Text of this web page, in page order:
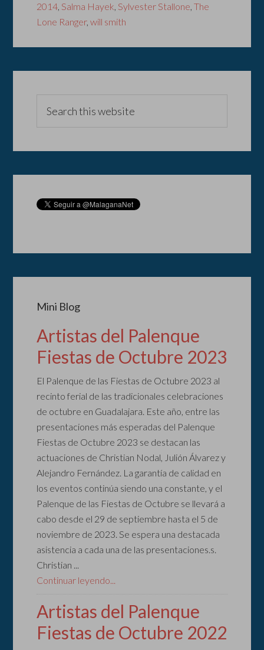
2014, Salma Hayek, Sylvester Stallone,The
Lone Ranger,will smith
Mini Blog
Artistas del Palenque
Fiestas de Octubre 2023
El Palenque de las Fiestas de Octubre 2023 al
recinto ferial de las tradicionales celebraciones
de octubre en Guadalajara. Este año, entre las
presentaciones más esperadas del Palenque
Fiestas de Octubre 2023 se destacan las
actuaciones de Christian Nodal, Julión Álvarez y
Alejandro Fernández. La garantía de calidad en
los eventos continúa siendo una constante, y el
Palenque de las Fiestas de Octubre se llevará a
cabo desde el 29 de septiembre hasta el 5 de
noviembre de 2023. Se espera una destacada
asistencia a cada una de las presentaciones.s.
Christian ...
Continuar leyendo...
Artistas del Palenque
Fiestas de Octubre 2022